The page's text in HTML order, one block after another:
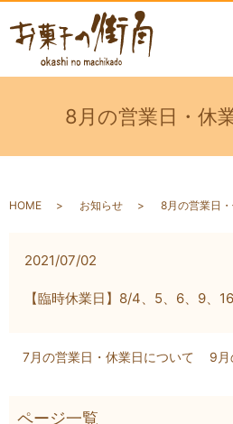
8月の営業日・休
HOME お知らせ 8月の営業日
2021/07/02
【臨時休業日】8/4、5、6、9、
7月の営業日・休業日について 9月